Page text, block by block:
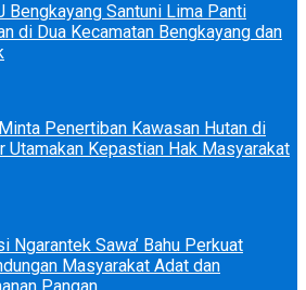
Bengkayang Santuni Lima Panti
di Dua Kecamatan Bengkayang dan
Penertiban Kawasan Hutan di
Utamakan Kepastian Hak Masyarakat
Ngarantek Sawa’ Bahu Perkuat
Masyarakat Adat dan